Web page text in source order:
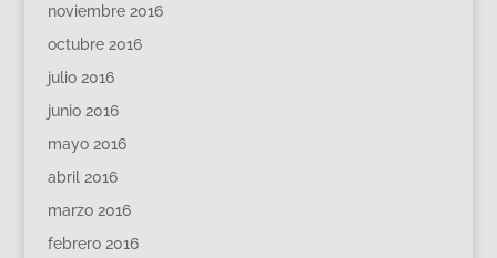
noviembre 2016
octubre 2016
julio 2016
junio 2016
mayo 2016
abril 2016
marzo 2016
febrero 2016